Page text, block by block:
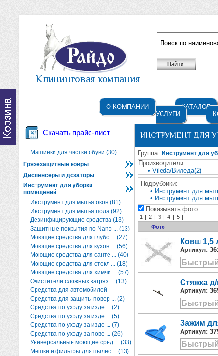
Клининговая компания
О КОМПАНИИ
КАТАЛОГ
УСЛУГИ
Скачать прайс-лист
Машинки для чистки обуви (30)
Грязезащитные ковры
Диспенсеры и дозаторы
Инструмент для уборки
помещений
Инструмент для мытья окон (81)
Инструмент для мытья пола (92)
Дезинфицирующие средства (13)
Защитные покрытия по Nano ... (13)
Моющие средства для глубо ... (27)
Моющие средства для кухон ... (56)
Моющие средства для санте ... (40)
Моющие средства для стекл ... (18)
Моющие средства для химчи ... (57)
Очистители сложных загряз ... (13)
Средства для автомобилей
Средства для защиты повер ... (2)
Средства по уходу за изде ... (2)
Средства по уходу за изде ... (5)
Средства по уходу за изде ... (7)
Средства по уходу за пове ... (26)
Универсальные моющие сред ... (33)
Мешки и фильтры для пылес ... (13)
ИНСТРУМЕНТ ДЛЯ
Группа: Инструмент для
Производители:
• Vileda/Виледа(2)
Подрубрики:
• Инструмент для
• Инструмент для
Показывать фото
1 | 2 | 3 | 4 | 5 |
Фото
Ковш 1,5
Артикул:
Стяжка
Артикул:
Зажим
Артикул: